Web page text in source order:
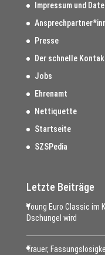
Impressum und
Presse
Der schnelle
Jobs
Ehrenamt
Nettiquette
Startseite
SZSPedia
Letzte Beiträge
Young Euro Classic im
Dschungel wird
Trauer,